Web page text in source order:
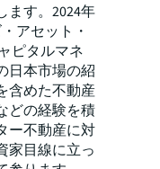
ます。2024年
アセット・
ピタルマネ
日本市場の紹
含めた不動産
どの経験を積
ー不動産に対
家目線に立っ